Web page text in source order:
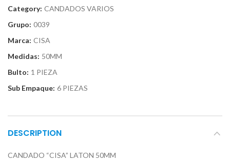
Category: CANDADOS VARIOS
Grupo: 0039
Marca: CISA
Medidas: 50MM
Bulto: 1 PIEZA
Sub Empaque: 6 PIEZAS
DESCRIPTION
CANDADO “CISA” LATON 50MM